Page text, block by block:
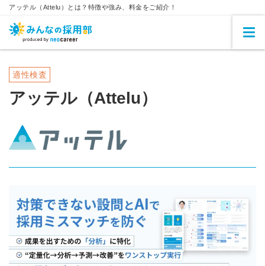
アッテル（Attelu）とは？特徴や強み、料金をご紹介！
適性検査
アッテル（Attelu）